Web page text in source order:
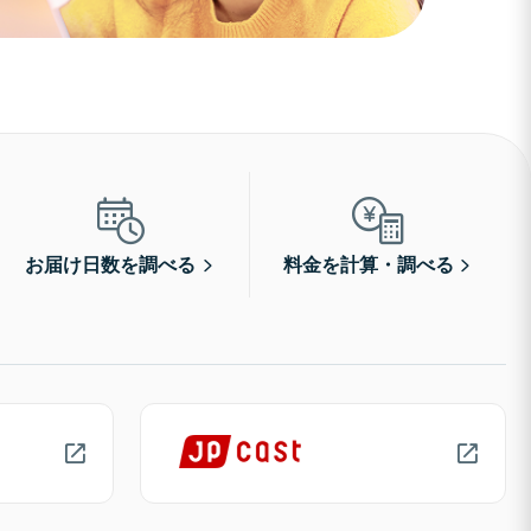
お届け日数を調べる 料金を計算・調べる